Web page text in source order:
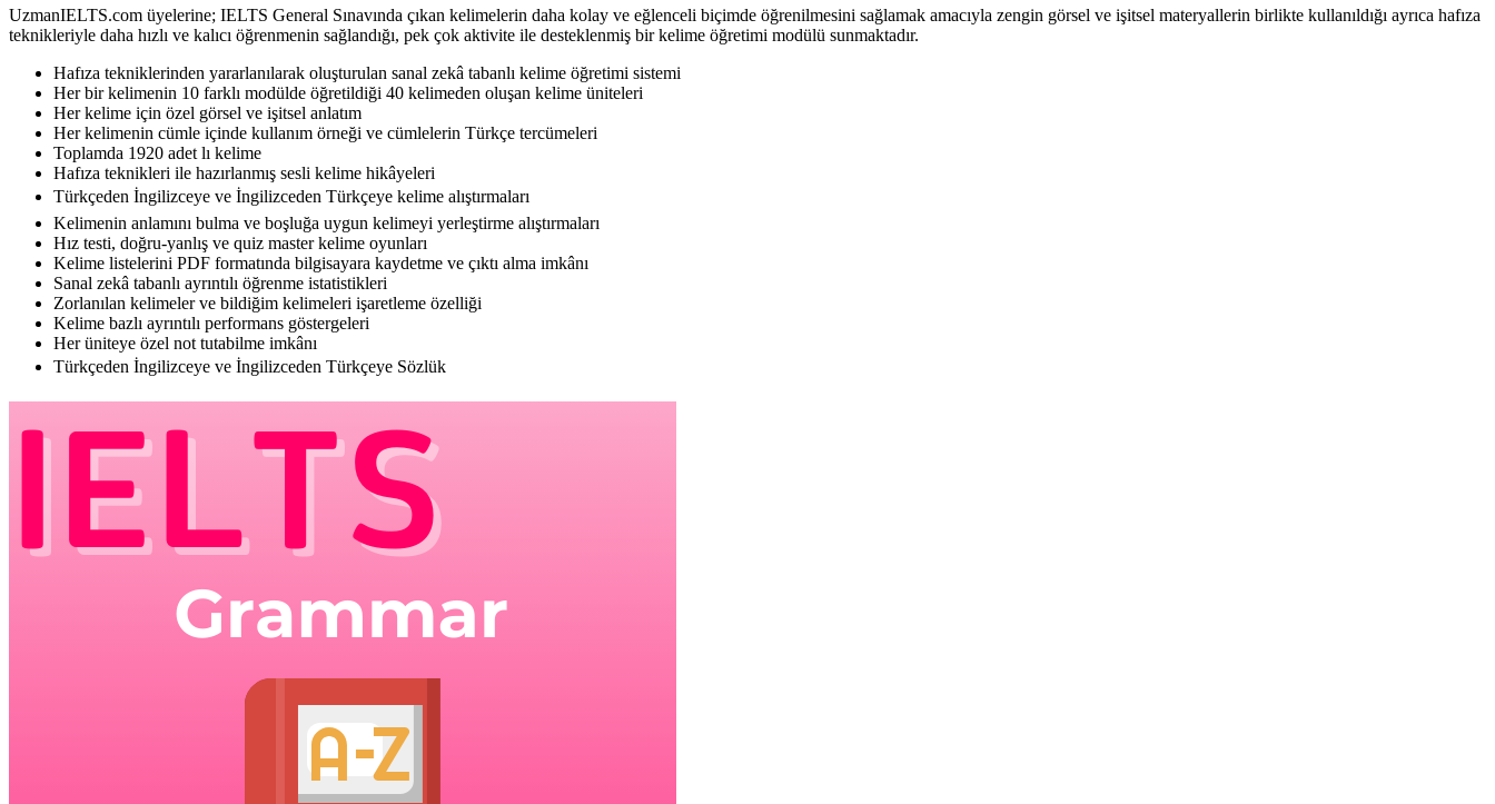
UzmanIELTS.com üyelerine; IELTS General Sınavında çıkan kelimelerin daha kolay ve eğlenceli biçimde öğrenilmesini sağlamak amacıyla zengin görsel ve işitsel materyallerin birlikte kullanıldığı ayrıca hafıza
teknikleriyle daha hızlı ve kalıcı öğrenmenin sağlandığı, pek çok aktivite ile desteklenmiş bir kelime öğretimi modülü sunmaktadır.
Hafıza tekniklerinden yararlanılarak oluşturulan sanal zekâ tabanlı kelime öğretimi sistemi
Her bir kelimenin 10 farklı modülde öğretildiği 40 kelimeden oluşan kelime üniteleri
Her kelime için özel görsel ve işitsel anlatım
Her kelimenin cümle içinde kullanım örneği ve cümlelerin Türkçe tercümeleri
Toplamda 1920 adet lı kelime
Hafıza teknikleri ile hazırlanmış sesli kelime hikâyeleri
Türkçeden İngilizceye ve İngilizceden Türkçeye kelime alıştırmaları
Kelimenin anlamını bulma ve boşluğa uygun kelimeyi yerleştirme alıştırmaları
Hız testi, doğru-yanlış ve quiz master kelime oyunları
Kelime listelerini PDF formatında bilgisayara kaydetme ve çıktı alma imkânı
Sanal zekâ tabanlı ayrıntılı öğrenme istatistikleri
Zorlanılan kelimeler ve bildiğim kelimeleri işaretleme özelliği
Kelime bazlı ayrıntılı performans göstergeleri
Her üniteye özel not tutabilme imkânı
Türkçeden İngilizceye ve İngilizceden Türkçeye Sözlük